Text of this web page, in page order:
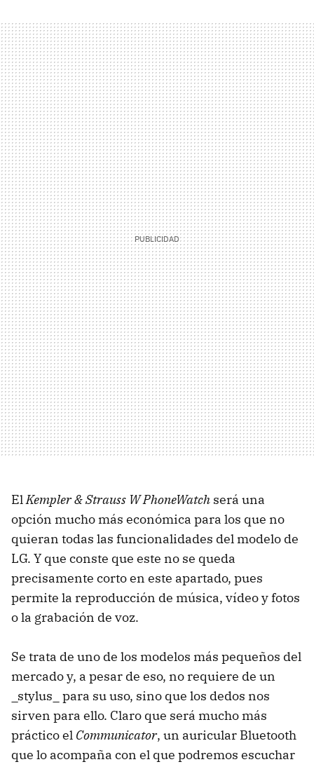
ElKempler & Strauss W PhoneWatch será una
opción mucho más económica para los que no
quieran todas las funcionalidades del modelo de
LG. Y que conste que este no se queda
precisamente corto en este apartado, pues
permite la reproducción de música, vídeo y fotos
o la grabación de voz.
Se trata de uno de los modelos más pequeños del
mercado y, a pesar de eso, no requiere de un
_stylus_ para su uso, sino que los dedos nos
sirven para ello. Claro que será mucho más
práctico el Communicator, un auricular Bluetooth
que lo acompaña con el que podremos escuchar